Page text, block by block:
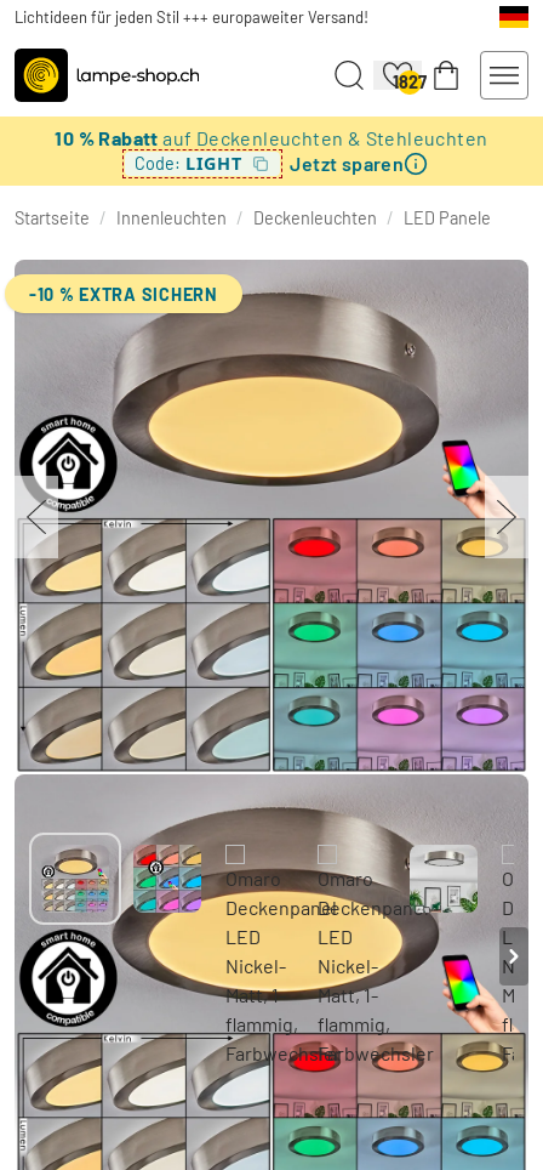
Lichtideen für jeden Stil +++ europaweiter Versand!
1827
10 % Rabattauf Deckenleuchten & Stehleuchten
Code: LIGHT Jetzt sparen
Startseite / Innenleuchten / Deckenleuchten / LED Panele
-10 % EXTRA SICHERN
Omaro Deckenpanel LED Nickel-Matt, 1-
flammig, Farbwechsler